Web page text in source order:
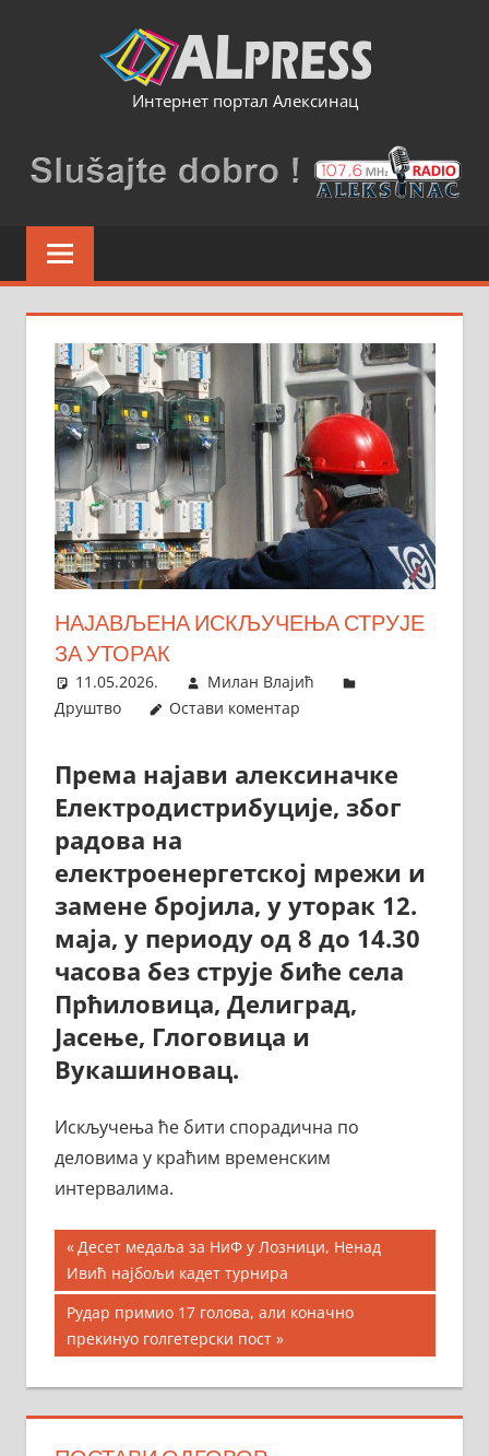
Интернет портал Алексинац
НАЈАВЉЕНА ИСКЉУЧЕЊА СТРУЈЕ
ЗА УТОРАК
11.05.2026.
Милан Влајић
Друштво
Остави коментар
Према најави алексиначке
Електродистрибуције, због
радова на
електроенергетској мрежи и
замене бројила, у уторак 12.
маја, у периоду од 8 до 14.30
часова без струје биће села
Прћиловица, Делиград,
Јасење, Глоговица и
Вукашиновац.
Искључења ће бити спорадична по
деловима у краћим временским
интервалима.
Кретање
чланка
Previous
Post:
Десет медаља за НиФ у Лозници, Ненад
Ивић најбољи кадет турнира
Next
Post:
Рудар примио 17 голова, али коначно
прекинуо голгетерски пост